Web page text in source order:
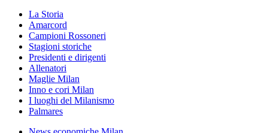
La Storia
Amarcord
Campioni Rossoneri
Stagioni storiche
Presidenti e dirigenti
Allenatori
Maglie Milan
Inno e cori Milan
I luoghi del Milanismo
Palmares